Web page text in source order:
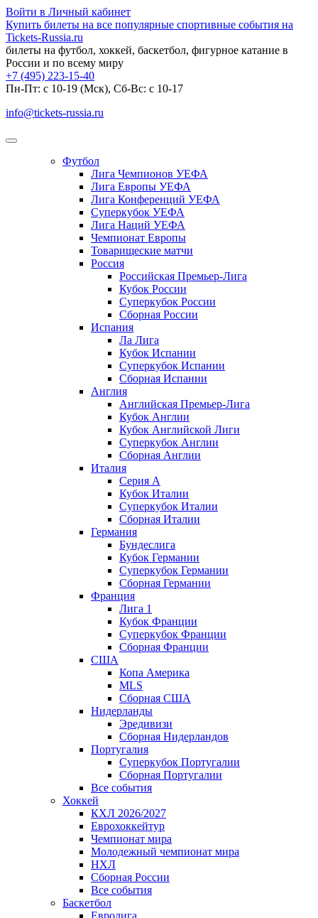
Войти в Личный кабинет
Купить билеты на все популярные спортивные события на
Tickets-Russia.ru
билеты на футбол, хоккей, баскетбол, фигурное катание в
России и по всему миру
+7 (495) 223-15-40
Пн-Пт: c 10-19 (Мск), Сб-Вс: с 10-17
info@tickets-russia.ru
Футбол
Лига Чемпионов УЕФА
Лига Европы УЕФА
Лига Конференций УЕФА
Суперкубок УЕФА
Лига Наций УЕФА
Чемпионат Европы
Товарищеские матчи
Россия
Российская Премьер-Лига
Кубок России
Суперкубок России
Сборная России
Испания
Ла Лига
Кубок Испании
Суперкубок Испании
Сборная Испании
Англия
Английская Премьер-Лига
Кубок Англии
Кубок Английской Лиги
Суперкубок Англии
Сборная Англии
Италия
Серия А
Кубок Италии
Суперкубок Италии
Сборная Италии
Германия
Бундеслига
Кубок Германии
Суперкубок Германии
Сборная Германии
Франция
Лига 1
Кубок Франции
Суперкубок Франции
Сборная Франции
США
Копа Америка
MLS
Сборная США
Нидерланды
Эредивизи
Сборная Нидерландов
Португалия
Суперкубок Португалии
Сборная Португалии
Все события
Хоккей
КХЛ 2026/2027
Еврохоккейтур
Чемпионат мира
Молодежный чемпионат мира
НХЛ
Сборная России
Все события
Баскетбол
Евролига